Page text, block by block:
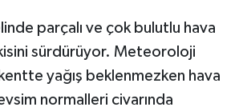
parçalı ve çok bulutlu hava
sürdürüyor. Meteoroloji
yağış beklenmezken hava
normalleri civarında